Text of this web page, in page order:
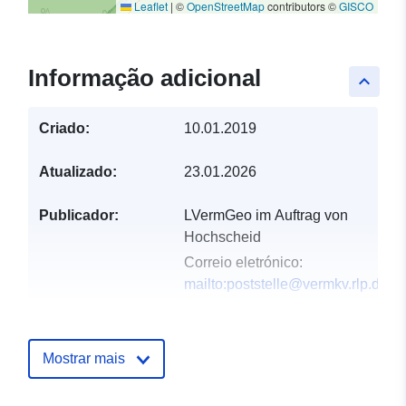
Leaflet | ©OpenStreetMapcontributors ©GISCO
keyboard_arrow_up
Informação adicional
Criado: 10.01.2019
Atualizado: 23.01.2026
Publicador:
LVermGeo im Auftrag von
Hochscheid
Correio eletrónico:
mailto:poststelle@vermkv.rlp.de
catálogo:
Mostrar mais